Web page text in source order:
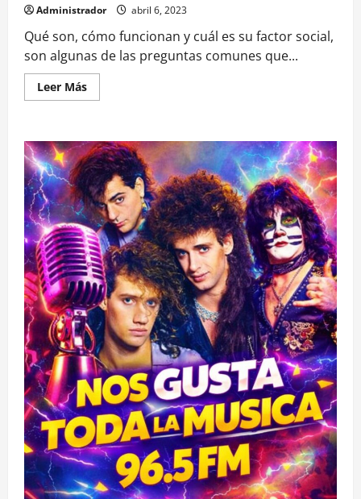
Administrador abril 6, 2023
Qué son, cómo funcionan y cuál es su factor social,
son algunas de las preguntas comunes que...
Leer MásLeer
más
de
Tenpo
revela
que
el
42%
de
sus
usuarios
utiliza
cuentas
de
pago
digitales
en
regiones
de
nuestro
país</strong>